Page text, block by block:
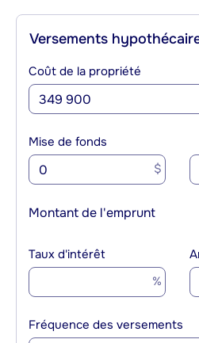
Versements
Coût de la propriété
Mise de fonds
$
Montant de l'emprunt
Taux d'intérêt
%
Fréquence des versements